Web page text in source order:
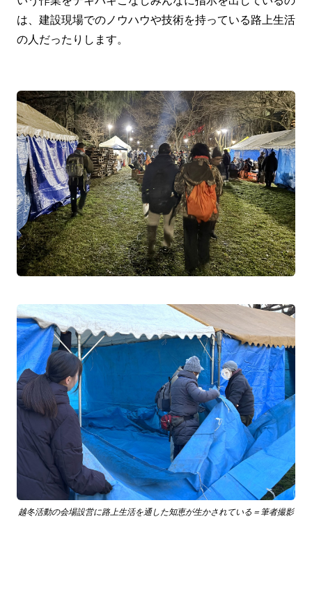
は、建設現場でのノウハウや技術を持っている路上生活
の人だったりします。
越冬活動の会場設営に路上生活を通した知恵が生かされている＝筆者撮影